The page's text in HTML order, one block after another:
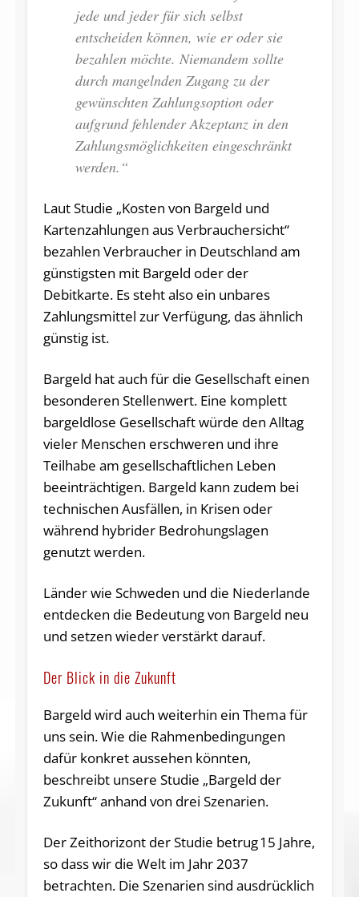
jede und jeder für sich selbst
entscheiden können, wie er oder sie
bezahlen möchte. Niemandem sollte
durch mangelnden Zugang zu der
gewünschten Zahlungsoption oder
aufgrund fehlender Akzeptanz in den
Zahlungsmöglichkeiten eingeschränkt
werden.“
Laut Studie „Kosten von Bargeld und
Kartenzahlungen aus Verbrauchersicht“
bezahlen Verbraucher in Deutschland am
günstigsten mit Bargeld oder der
Debitkarte. Es steht also ein unbares
Zahlungsmittel zur Verfügung, das ähnlich
günstig ist.
Bargeld hat auch für die Gesellschaft einen
besonderen Stellenwert. Eine komplett
bargeldlose Gesellschaft würde den Alltag
vieler Menschen erschweren und ihre
Teilhabe am gesellschaftlichen Leben
beeinträchtigen. Bargeld kann zudem bei
technischen Ausfällen, in Krisen oder
während hybrider Bedrohungslagen
genutzt werden.
Länder wie Schweden und die Niederlande
entdecken die Bedeutung von Bargeld neu
und setzen wieder verstärkt darauf.
Der Blick in die Zukunft
Bargeld wird auch weiterhin ein Thema für
uns sein. Wie die Rahmenbedingungen
dafür konkret aussehen könnten,
beschreibt unsere Studie „Bargeld der
Zukunft“ anhand von drei Szenarien.
Der Zeithorizont der Studie betrug 15 Jahre,
so dass wir die Welt im Jahr 2037
betrachten. Die Szenarien sind ausdrücklich